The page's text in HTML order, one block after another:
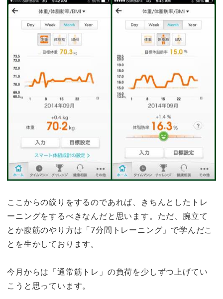
ここからの絞りをするのであれば、きちんとしたトレ
ーニングをするべきなんだと思います。ただ、腕立て
とか腹筋のやり方は「7分間トレーニング」で学んだこ
とを生かしております。
今月からは「通常筋トレ」の負荷を少しずつ上げてい
こうと思っています。